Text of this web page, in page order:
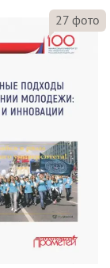
27 фото